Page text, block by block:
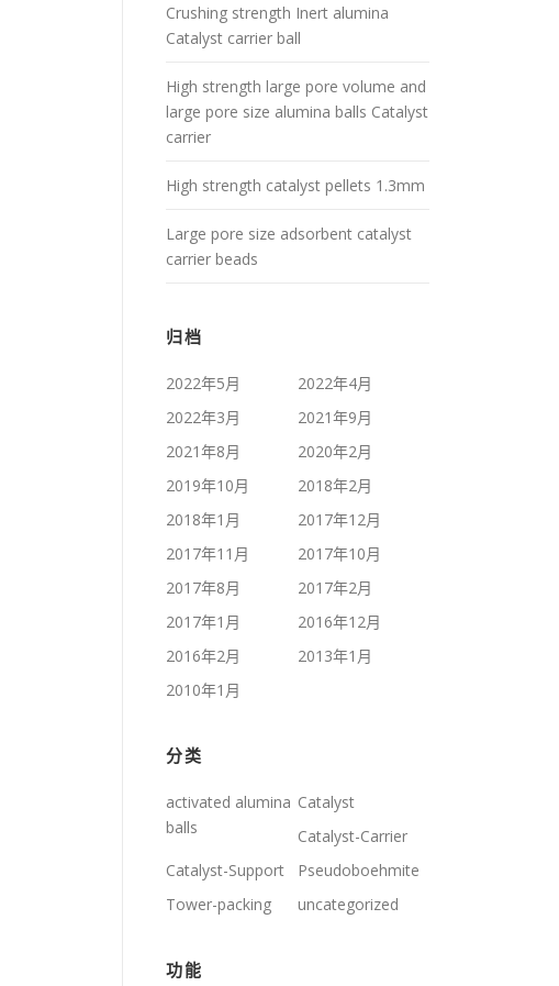
Crushing strength Inert alumina
Catalyst carrier ball
High strength large pore volume and
large pore size alumina balls Catalyst
carrier
High strength catalyst pellets 1.3mm
Large pore size adsorbent catalyst
carrier beads
归档
2022年5月
2022年4月
2022年3月
2021年9月
2021年8月
2020年2月
2019年10月
2018年2月
2018年1月
2017年12月
2017年11月
2017年10月
2017年8月
2017年2月
2017年1月
2016年12月
2016年2月
2013年1月
2010年1月
分类
activated alumina
balls
Catalyst
Catalyst-Carrier
Catalyst-Support
Pseudoboehmite
Tower-packing
uncategorized
功能